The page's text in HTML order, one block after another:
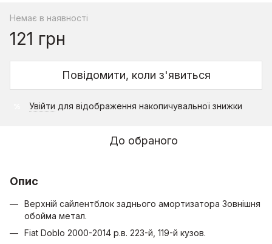
Немає в наявності
121 грн
Повідомити, коли з'явиться
Увійти для відображення накопичувальної знижки
До обраного
Опис
Верхній сайлентблок заднього амортизатора Зовнішня
обойма метал.
Fiat Doblo 2000-2014 р.в. 223-й, 119-й кузов.